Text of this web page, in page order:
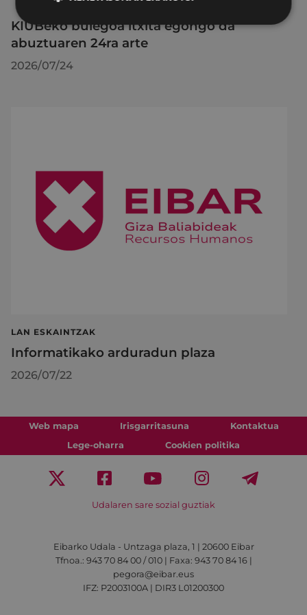
KIUBeko bulegoa itxita egongo da
abuztuaren 24ra arte
2026/07/24
LAN ESKAINTZAK
Informatikako arduradun plaza
2026/07/22
Web mapa Irisgarritasuna
Kontaktua
Lege-oharra
Cookien politika
Udalaren sare sozial guztiak
Eibarko Udala - Untzaga plaza, 1 | 20600 Eibar
Tfnoa.: 943 70 84 00 / 010 | Faxa: 943 70 84 16 |
pegora@eibar.eus
IFZ: P2003100A | DIR3 L01200300